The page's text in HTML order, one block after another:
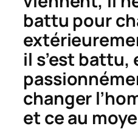
battu pour
il s’est battu,
changer
et ce au